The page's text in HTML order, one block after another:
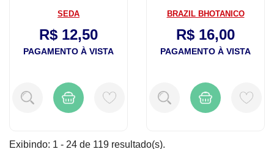
SEDA
R$ 12,50
PAGAMENTO À VISTA
BRAZIL BHOTANICO
R$ 16,00
PAGAMENTO À VISTA
Exibindo: 1 - 24 de 119 resultado(s).